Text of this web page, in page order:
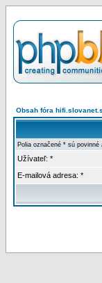
Obsah fóra
Polia označené * sú
Užívateľ: *
E-mailová adresa: *